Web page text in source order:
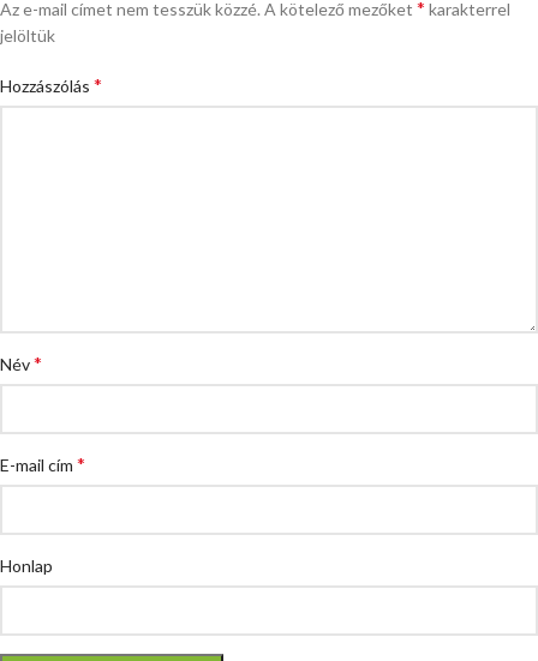
Az e-mail címet nem tesszük közzé.A kötelező mezőket * karakterrel
jelöltük
Hozzászólás *
Név*
E-mail cím *
Honlap